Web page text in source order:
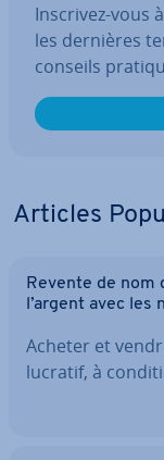
Inscrivez-vous
les dernières
conseils
Articles
Revente de nom
l’argent avec les
Acheter et
lucratif, à